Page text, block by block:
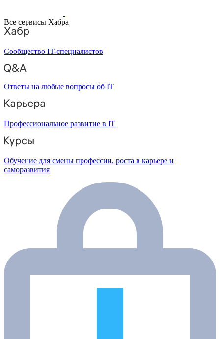
Все сервисы Хабра
Сообщество IT-специалистов
Ответы на любые вопросы об IT
Профессиональное развитие в IT
Обучение для смены профессии, роста в карьере и
саморазвития